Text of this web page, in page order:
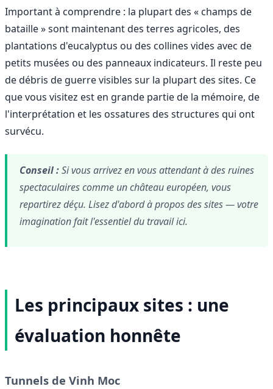
Important à comprendre : la plupart des « champs de
bataille » sont maintenant des terres agricoles, des
plantations d'eucalyptus ou des collines vides avec de
petits musées ou des panneaux indicateurs. Il reste peu
de débris de guerre visibles sur la plupart des sites. Ce
que vous visitez est en grande partie de la mémoire, de
l'interprétation et les ossatures des structures qui ont
survécu.
Conseil :Si vous arrivez en vous attendant à des ruines
spectaculaires comme un château européen, vous
repartirez déçu. Lisez d'abord à propos des sites — votre
imagination fait l'essentiel du travail ici.
Les principaux sites : une
évaluation honnête
Tunnels de Vinh Moc